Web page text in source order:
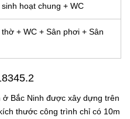
hoạt chung + WC
+ WC + Sân phơi + Sân
ở Bắc Ninh được xây dựng trên
thước công trình chỉ có 10m